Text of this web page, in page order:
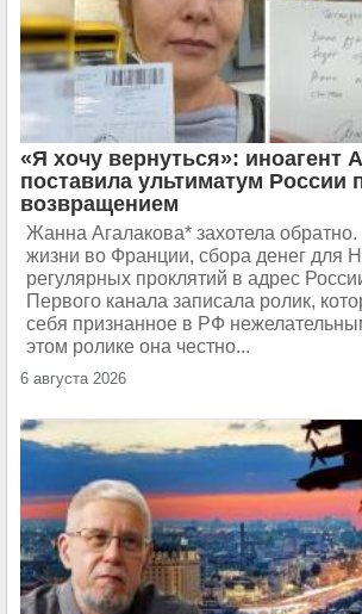
«Я хочу вернуться»: иноагент
поставила ультиматум России
возвращением
Жанна Агалакова* захотела
жизни во Франции, сбора денег для
регулярных проклятий в адрес
Первого канала записала ролик,
себя признанное в РФ
этом ролике она честно...
6 августа 2026